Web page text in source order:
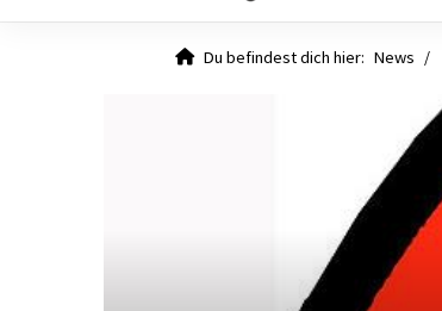
Du befindest dich hier: News